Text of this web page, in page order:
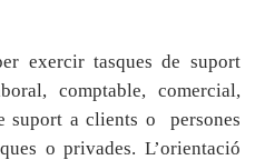
exercir tasques de suport
comptable, comercial,
suport a clients o persones
o privades. L’orientació